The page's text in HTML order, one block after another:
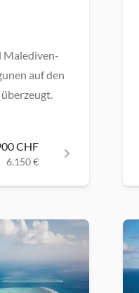
Malediven-
auf den
CHF
6.150 €